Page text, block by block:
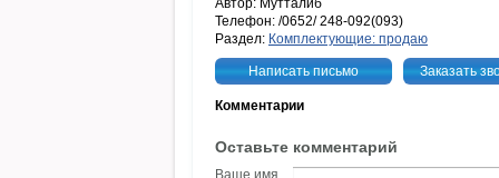
Автор: Мутталиб
Телефон: /0652/ 248-092(093)
Раздел: Комплектующие: продаю
Написать письмо Заказать
Комментарии
Оставьте комментарий
Ваше имя